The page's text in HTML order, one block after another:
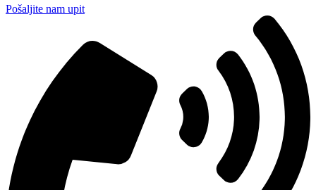
Pošaljite nam upit